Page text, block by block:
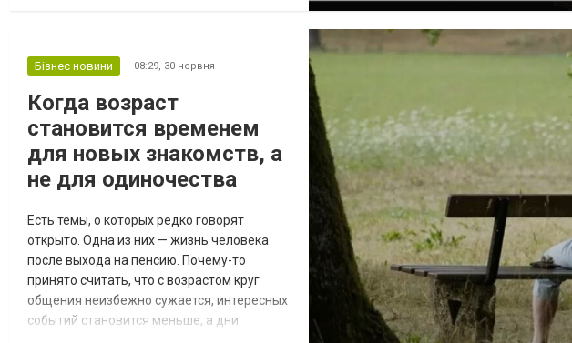
ближчий контакт із аудиторією. Такий
деталлю, а стає частиною продуманої
комунікаційної ст...
Бізнес новини 08:29, 30 червня
Когда возраст
становится временем
для новых знакомств, а
не для одиночества
Есть темы, о которых редко говорят
открыто. Одна из них — жизнь человека
после выхода на пенсию. Почему-то
принято считать, что с возрастом круг
общения неизбежно сужается, интересных
событий становится меньше, а дни